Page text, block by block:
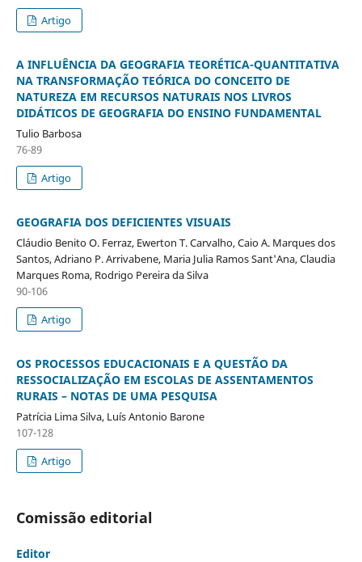
Artigo
A INFLUÊNCIA DA GEOGRAFIA TEORÉTICA-QUANTITATIVA
NA TRANSFORMAÇÃO TEÓRICA DO CONCEITO DE
NATUREZA EM RECURSOS NATURAIS NOS LIVROS
DIDÁTICOS DE GEOGRAFIA DO ENSINO FUNDAMENTAL
Tulio Barbosa
76-89
Artigo
GEOGRAFIA DOS DEFICIENTES VISUAIS
Cláudio Benito O. Ferraz, Ewerton T. Carvalho, Caio A. Marques dos
Santos, Adriano P. Arrivabene, Maria Julia Ramos Sant'Ana, Claudia
Marques Roma, Rodrigo Pereira da Silva
90-106
Artigo
OS PROCESSOS EDUCACIONAIS E A QUESTÃO DA
RESSOCIALIZAÇÃO EM ESCOLAS DE ASSENTAMENTOS
RURAIS – NOTAS DE UMA PESQUISA
Patrícia Lima Silva, Luís Antonio Barone
107-128
Artigo
Comissão editorial
Editor